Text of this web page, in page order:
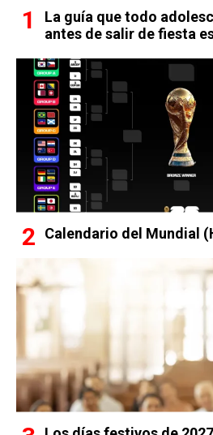
La guía que todo
antes de salir de fiesta
Calendario del Mundial